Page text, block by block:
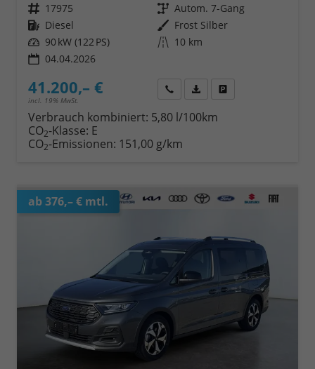
Fahrzeugnr. 17975 Getriebe Autom. 7-Gang
Kraftstoff Diesel Außenfarbe Frost Silber
Leistung 90 kW (122 PS) Kilometerstand 10 km
04.04.2026
41.200,– €
incl. 19% MwSt.
Wir rufen Sie anFahrzeugexposé (PDF)
Verbrauch kombiniert: 5,80 l/100km
CO2-Klasse: E
CO2-Emissionen: 151,00 g/km
ab 376,– € mtl.